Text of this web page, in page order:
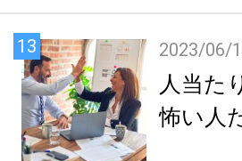
13 2023/06/
人当た
怖い人